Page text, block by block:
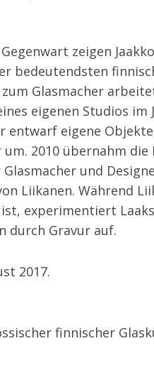
zeigen
bedeutendsten
Glasmacher
eigenen Studios im
entwarf eigene
2010 übernahm die
und
Liikanen. Während
experimentiert
durch Gravur auf.
2017.
finnischer